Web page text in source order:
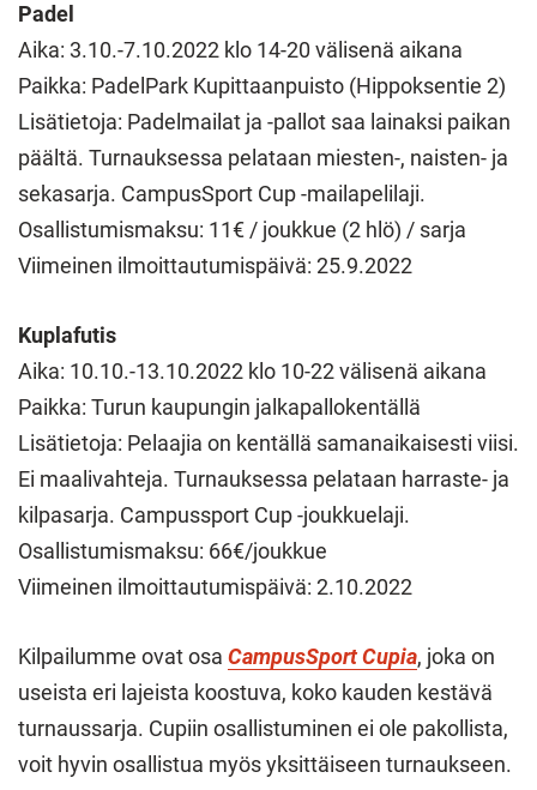
Padel
Aika: 3.10.-7.10.2022 klo 14-20 välisenä aikana
Paikka: PadelPark Kupittaanpuisto (Hippoksentie 2)
Lisätietoja: Padelmailat ja -pallot saa lainaksi paikan
päältä. Turnauksessa pelataan miesten-, naisten- ja
sekasarja. CampusSport Cup -mailapelilaji.
Osallistumismaksu: 11€ / joukkue (2 hlö) / sarja
Viimeinen ilmoittautumispäivä: 25.9.2022
Kuplafutis
Aika: 10.10.-13.10.2022 klo 10-22 välisenä aikana
Paikka: Turun kaupungin jalkapallokentällä
Lisätietoja: Pelaajia on kentällä samanaikaisesti viisi.
Ei maalivahteja. Turnauksessa pelataan harraste- ja
kilpasarja. Campussport Cup -joukkuelaji.
Osallistumismaksu: 66€/joukkue
Viimeinen ilmoittautumispäivä: 2.10.2022
Kilpailumme ovat osa CampusSport Cupia, joka on
useista eri lajeista koostuva, koko kauden kestävä
turnaussarja. Cupiin osallistuminen ei ole pakollista,
voit hyvin osallistua myös yksittäiseen turnaukseen.